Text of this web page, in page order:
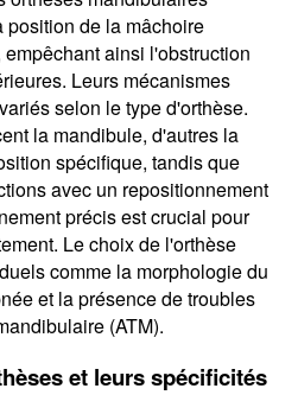
de la mâchoire
ainsi l'obstruction
Leurs mécanismes
selon le type d'orthèse.
la mandibule, d'autres la
spécifique, tandis que
avec un repositionnement
précis est crucial pour
Le choix de l'orthèse
comme la morphologie du
et la présence de troubles
(ATM).
et leurs spécificités